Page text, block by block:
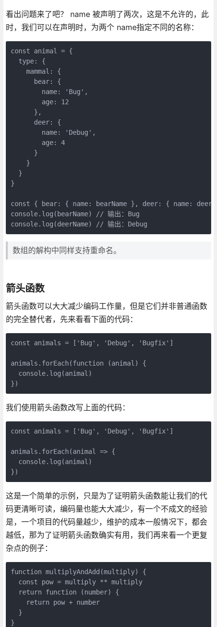
看出问题来了吧？ name 被声明了两次，这是不允许的，此
时，我们可以在声明时，为两个 name指定不同的名称：
const animal = {
  type: {
    mammal: {
      bear: {
        name: 'Bug',
        age: 12
      },
      deer: {
        name: 'Debug',
        age: 4
      }
    }
  }
}
const { bear: { name: bearName }, deer: { name:
console.log(bearName) // 输出：Bug
console.log(deerName) // 输出：Debug
数组的解构中同样支持重命名。
箭头函数
箭头函数可以大大减少编码工作量，但是它们并非普通函数
的完全替代者，先来看看下面的代码：
const animals = ['Bug', 'Debug', 'Bugfix']
animals.forEach(function (animal) {
  console.log(animal)
})
我们使用箭头函数改写上面的代码：
const animals = ['Bug', 'Debug', 'Bugfix']
animals.forEach(animal => {
  console.log(animal)
})
这是一个简单的示例，只是为了证明箭头函数能让我们的代
码更清晰可读，编码量也能大大减少，有一个不成文的经验
是，一个项目的代码量越少，维护的成本一般情况下，都会
越低，那为了证明箭头函数确实有用，我们再来看一个更复
杂点的例子：
function multiplyAndAdd(multiply) {
  const pow = multiply ** multiply
  return function (number) {
    return pow + number
  }
}